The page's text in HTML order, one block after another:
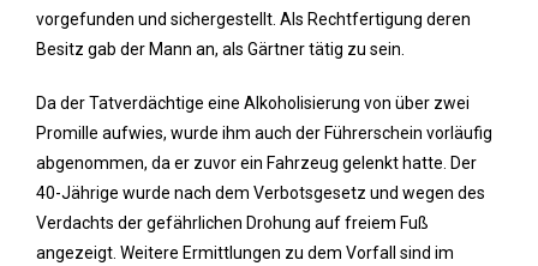
vorgefunden und sichergestellt. Als Rechtfertigung deren
Besitz gab der Mann an, als Gärtner tätig zu sein.
Da der Tatverdächtige eine Alkoholisierung von über zwei
Promille aufwies, wurde ihm auch der Führerschein vorläufig
abgenommen, da er zuvor ein Fahrzeug gelenkt hatte. Der
40-Jährige wurde nach dem Verbotsgesetz und wegen des
Verdachts der gefährlichen Drohung auf freiem Fuß
angezeigt. Weitere Ermittlungen zu dem Vorfall sind im